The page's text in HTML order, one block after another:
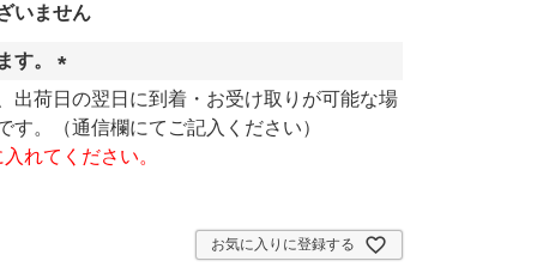
いません
す。
(
必
須
出荷日の翌日に到着・お受け取りが可能な場
す。（通信欄にてご記入ください）
れてください。
お気に入りに登録する